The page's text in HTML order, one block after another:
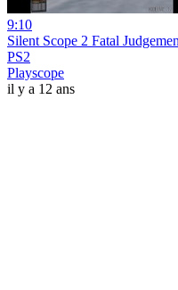
9:10
Silent Scope 2 Fatal
PS2
Playscope
il y a 12 ans